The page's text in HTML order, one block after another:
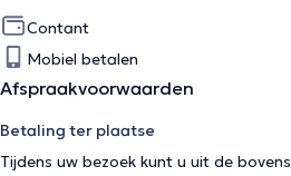
Contant
Mobiel betalen
Afspraakvoorwaarden
Betaling ter plaatse
Tijdens uw bezoek kunt u uit de